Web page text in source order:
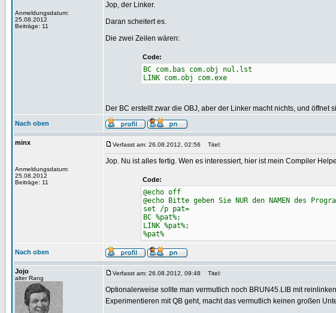
Anmeldungsdatum:
25.08.2012
Beiträge: 11
Jop, der Linker.
Daran scheitert es.
Die zwei Zeilen wären:
Code:
BC com.bas com.obj nul.lst
LINK com.obj com.exe
Der BC erstellt zwar die OBJ, aber der Linker macht nichts, und
Nach oben
minx
Anmeldungsdatum:
25.08.2012
Beiträge: 11
Verfasst am: 26.08.2012, 02:56 Titel:
Jop. Nu ist alles fertig. Wen es interessiert, hier ist mein Compiler
Code:
@echo off
@echo Bitte geben Sie NUR den NAMEN des
set /p pat=
BC %pat%;
LINK %pat%;
%pat%
Nach oben
Jojo
alter Rang
Verfasst am: 26.08.2012, 09:48 Titel:
Optionalerweise sollte man vermutlich noch BRUN45.LIB mit
Experimentieren mit QB geht, macht das vermutlich keinen großen